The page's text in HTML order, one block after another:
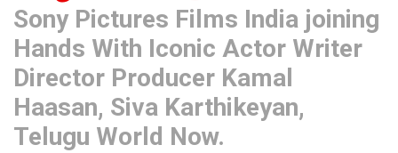
Sony Pictures Films India joining
Hands With Iconic Actor Writer
Director Producer Kamal
Haasan, Siva Karthikeyan,
Telugu World Now.